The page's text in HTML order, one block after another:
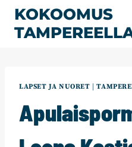
Siirry
sisältöön
KOKOOMUS
LAPSET JA NUORET |